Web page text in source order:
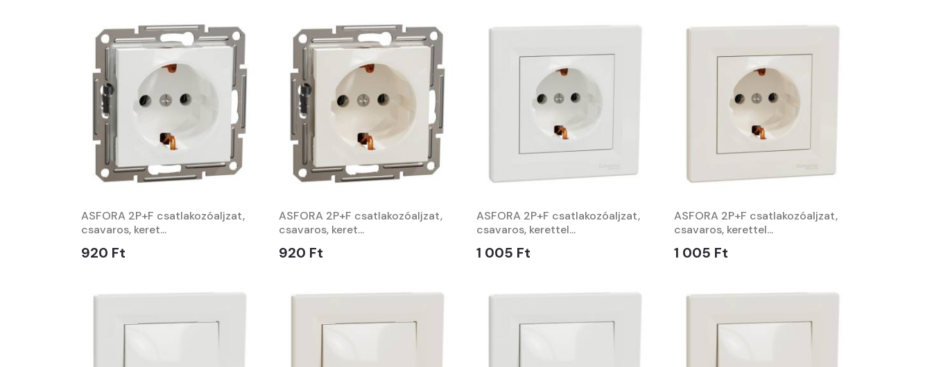
ASFORA 2P+F csatlakozóaljzat,
csavaros, keret...
920 Ft
ASFORA 2P+F csatlakozóaljzat,
csavaros, keret...
920 Ft
ASFORA 2P+F csatlakozóaljzat,
csavaros, kerettel...
1 005 Ft
ASFORA 2P+F csatlakozóaljzat,
csavaros, kerettel...
1 005 Ft